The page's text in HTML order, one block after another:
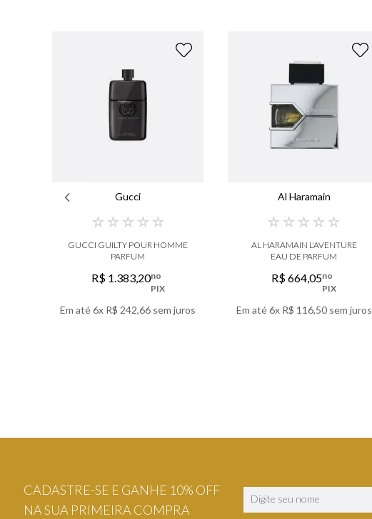
Gucci
☆ ☆ ☆ ☆ ☆
GUCCI GUILTY POUR HOMME
PARFUM
R$ 1.383,20no
PIX
Em até6x R$ 242,66 sem juros
Al Haramain
☆ ☆ ☆ ☆ ☆
AL HARAMAIN L'AVENTURE
EAU DE PARFUM
R$664,05no
PIX
Em até6x R$ 116,50sem juros
CADASTRE-SE E GANHE 10% OFF
NA SUA PRIMEIRA COMPRA